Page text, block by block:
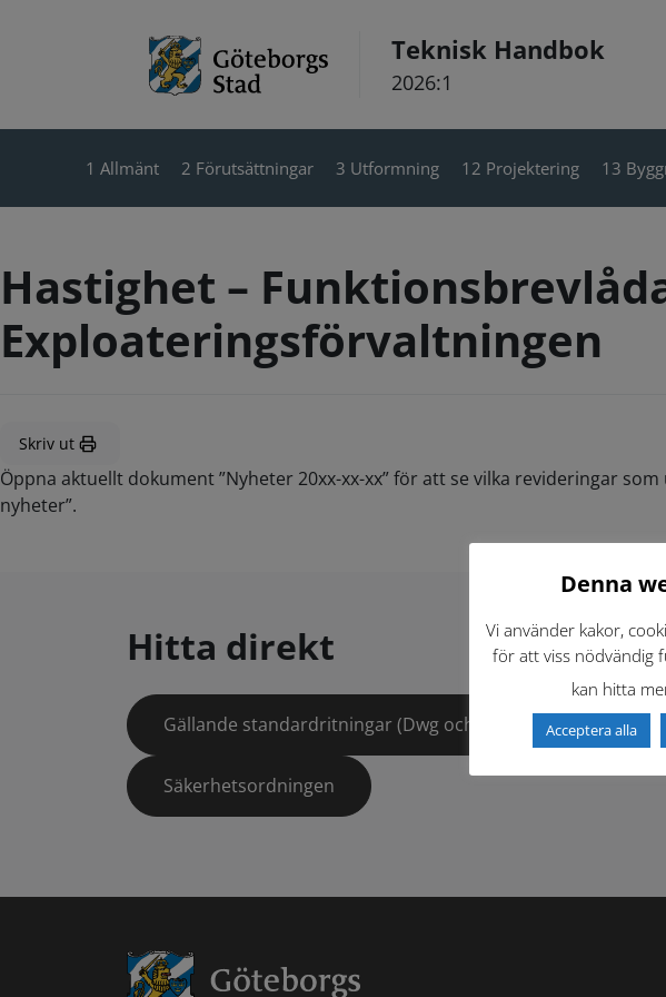
Teknisk Handbok
2026:1
1 Allmänt 2 Förutsättningar 3 Utformning 12 Projektering 13
Hastighet –
Exploateringsförvaltningen
Skriv ut
Öppna aktuellt dokument ”Nyheter 20xx-xx-xx” för att se vilka revideringar
nyheter”.
Hitta direkt
Gällande standardritningar (Dwg och pdf)
Säkerhetsordningen
Denna
Vi använder kakor,
för att viss nödvändig
kan hitta
Acceptera alla